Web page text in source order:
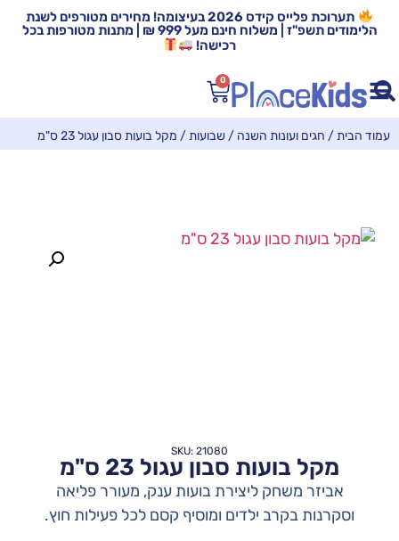
תערוכת פלייס קידס 2026 בעיצומה! מחירים מטורפים לשנת
הלימודים תשפ"ז | משלוח חינם מעל 999 ₪ | מתנות מטורפות בכל
רכישה!
0
עמוד הבית/ חגים ועונות השנה / שבועות/ מקל בועות סבון עגול 23 ס"מ
SKU: 21080
מקל בועות סבון עגול 23 ס"מ
אביזר משחק ליצירת בועות ענק, מעורר פליאה
וסקרנות בקרב ילדים ומוסיף קסם לכל פעילות חוץ.